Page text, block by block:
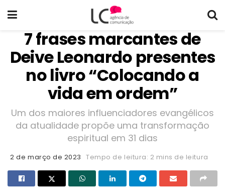
7 frases marcantes de
Deive Leonardo presentes
no livro “Colocando a
vida em ordem”
Um dos maiores influenciadores evangélicos
da atualidade propõe uma transformação
espiritual em 31 dias
2 de março de 2023 Tempo de leitura: 2 mins de leitura